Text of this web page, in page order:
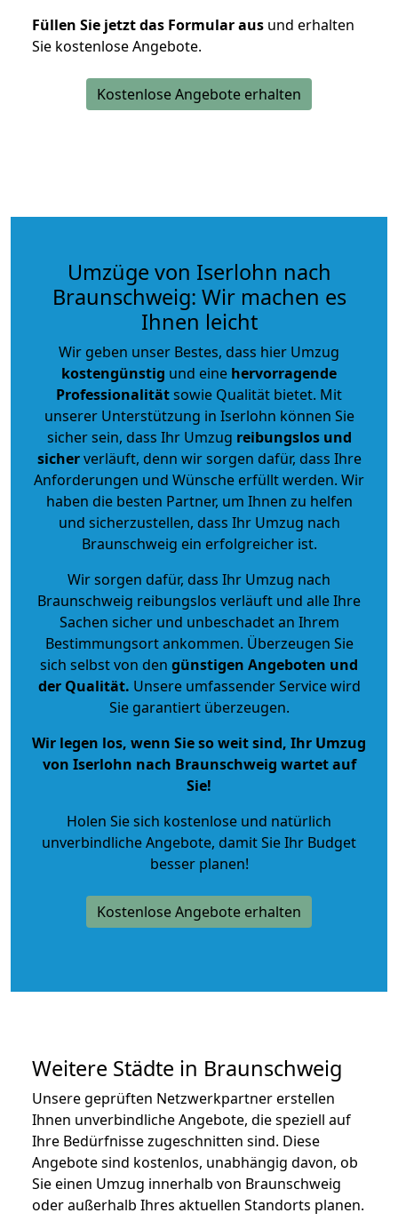
Füllen Sie jetzt das Formular aus und erhalten
Sie kostenlose Angebote.
Kostenlose Angebote erhalten
Umzüge von Iserlohn nach
Braunschweig: Wir machen es
Ihnen leicht
Wir geben unser Bestes, dass hier Umzug
kostengünstig und eine hervorragende
Professionalitätsowie Qualität bietet. Mit
unserer Unterstützung in Iserlohn können Sie
sicher sein, dass Ihr Umzug reibungslos und
sicherverläuft, denn wir sorgen dafür, dass Ihre
Anforderungen und Wünsche erfüllt werden. Wir
haben die besten Partner, um Ihnen zu helfen
und sicherzustellen, dass Ihr Umzug nach
Braunschweig ein erfolgreicher ist.
Wir sorgen dafür, dass Ihr Umzug nach
Braunschweig reibungslos verläuft und alle Ihre
Sachen sicher und unbeschadet an Ihrem
Bestimmungsort ankommen. Überzeugen Sie
sich selbst von den günstigen Angeboten und
der Qualität. Unsere umfassender Service wird
Sie garantiert überzeugen.
Wir legen los, wenn Sie so weit sind, Ihr Umzug
von Iserlohn nach Braunschweig wartet auf
Sie!
Holen Sie sich kostenlose und natürlich
unverbindliche Angebote, damit Sie Ihr Budget
besser planen!
Kostenlose Angebote erhalten
Weitere Städte in Braunschweig
Unsere geprüften Netzwerkpartner erstellen
Ihnen unverbindliche Angebote, die speziell auf
Ihre Bedürfnisse zugeschnitten sind. Diese
Angebote sind kostenlos, unabhängig davon, ob
Sie einen Umzug innerhalb von Braunschweig
oder außerhalb Ihres aktuellen Standorts planen.